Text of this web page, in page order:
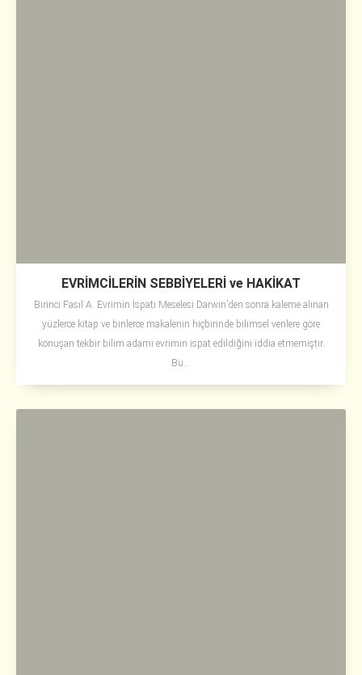
EVRİMCİLERİN SEBBİYELERİ ve HAKİKAT
Birinci Fasıl A. Evrimin İspatı Meselesi Darwin’den sonra kaleme alınan
yüzlerce kitap ve binlerce makalenin hiçbirinde bilimsel verilere göre
konuşan tekbir bilim adamı evrimin ispat edildiğini iddia etmemiştir.
Bu...